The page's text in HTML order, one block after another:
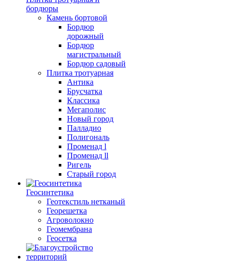
бордюры
Камень бортовой
Бордюр
дорожный
Бордюр
магистральный
Бордюр садовый
Плитка тротуарная
Антика
Брусчатка
Классика
Мегаполис
Новый город
Палладио
Полигональ
Променад l
Променад ll
Ригель
Старый город
Геосинтетика
Геотекстиль нетканый
Георешетка
Агроволокно
Геомембрана
Геосетка